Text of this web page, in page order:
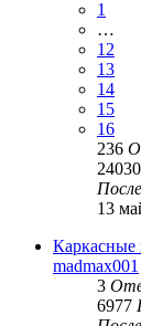
1
…
12
13
14
15
16
236
13
Каркасные
madmax001
3
6977